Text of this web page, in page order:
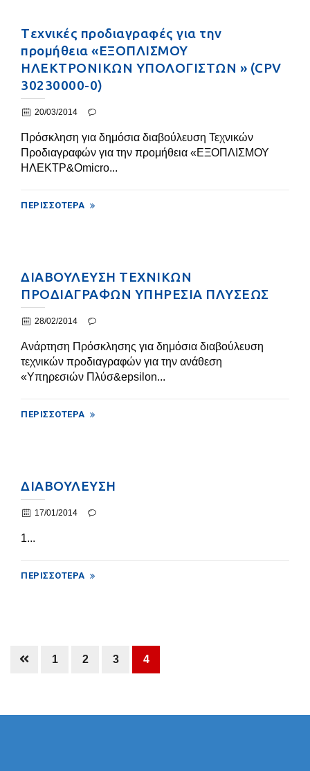
Tεχνικές προδιαγραφές για την
προμήθεια «ΕΞΟΠΛΙΣΜΟΥ
ΗΛΕΚΤΡΟΝΙΚΩΝ ΥΠΟΛΟΓΙΣΤΩΝ » (CPV
30230000-0)
20/03/2014
Πρόσκληση για δημόσια διαβούλευση Τεχνικών
Προδιαγραφών για την προμήθεια «ΕΞΟΠΛΙΣΜΟΥ
ΗΛΕΚΤΡ&Omicro...
ΠΕΡΙΣΣΌΤΕΡΑ
ΔΙΑΒΟΥΛΕΥΣΗ ΤΕΧΝΙΚΩΝ
ΠΡΟΔΙΑΓΡΑΦΩΝ ΥΠΗΡΕΣΙΑ ΠΛΥΣΕΩΣ
28/02/2014
Ανάρτηση Πρόσκλησης για δημόσια διαβούλευση
τεχνικών προδιαγραφών για την ανάθεση
«Υπηρεσιών Πλύσ&epsilon...
ΠΕΡΙΣΣΌΤΕΡΑ
ΔΙΑΒΟΥΛΕΥΣΗ
17/01/2014
1...
ΠΕΡΙΣΣΌΤΕΡΑ
1 2 3 4